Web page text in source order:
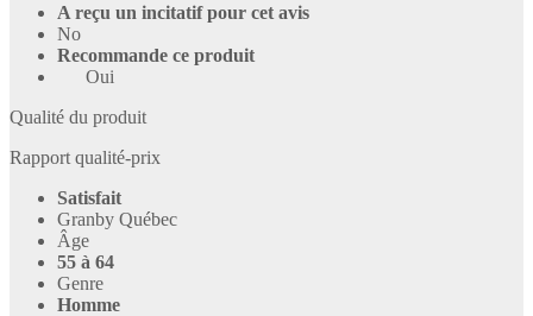
A reçu un incitatif pour cet avis
No
Recommande ce produit
Oui
Qualité du produit
Rapport qualité-prix
Satisfait
Granby Québec
Âge
55 à 64
Genre
Homme